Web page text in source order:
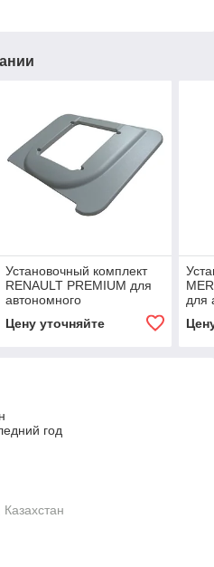
Установочный комплект
RENAULT PREMIUM для
автономного
Well OBLO
Цену уточняйте
для
Well
год